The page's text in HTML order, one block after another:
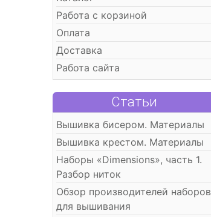
Работа с корзиной
Оплата
Доставка
Работа сайта
Статьи
Вышивка бисером. Материалы
Вышивка крестом. Материалы
Наборы «Dimensions», часть 1.
Разбор ниток
Обзор производителей наборов
для вышивания